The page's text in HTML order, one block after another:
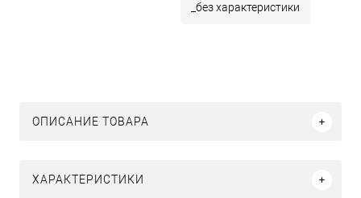
_без характеристики
ОПИСАНИЕ ТОВАРА
ХАРАКТЕРИСТИКИ